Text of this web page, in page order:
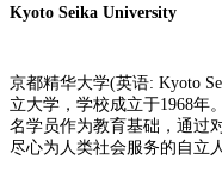
Kyoto Seika University
京都精华大学(英语: Kyoto
立大学，学校成立于1968年
名学员作为教育基础，通过
尽心为人类社会服务的自立